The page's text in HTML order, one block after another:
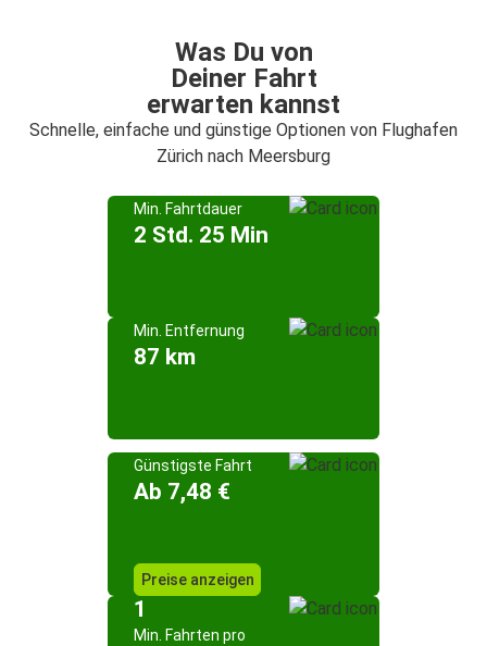
Was Du von
Deiner Fahrt
erwarten kannst
Schnelle, einfache und günstige Optionen von Flughafen
Zürich nach Meersburg
Min. Fahrtdauer
2 Std. 25 Min
Min. Entfernung
87 km
Günstigste Fahrt
Ab 7,48 €
Preise anzeigen
1
Min. Fahrten pro